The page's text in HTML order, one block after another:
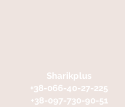
Sharikplus
+38-066-40-27-225
+38-097-730-90-51